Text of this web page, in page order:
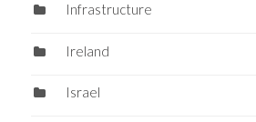
Infrastructure
Ireland
Israel